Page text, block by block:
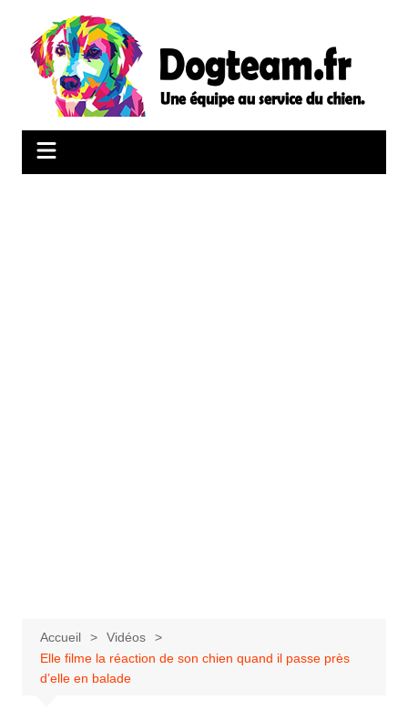
contenu
Accueil
Vidéos
Elle filme la réaction de son chien quand il passe près
d’elle en balade